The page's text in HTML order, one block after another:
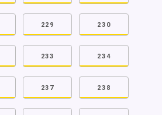
229 230
233 234
237 238